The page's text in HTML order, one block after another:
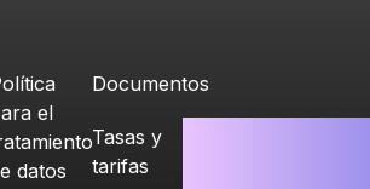
el
datos
Documentos
Tasas y
tarifas